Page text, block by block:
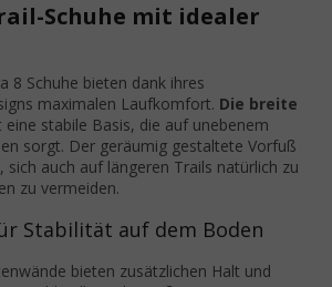
Schuhe mit idealer
8 Schuhe bieten dank ihres
maximalen Laufkomfort. Die breite
eine stabile Basis, die auf unebenem
sorgt. Der geräumig gestaltete Vorfuß
sich auch auf längeren Trails natürlich zu
zu vermeiden.
Stabilität auf dem Boden
bieten zusätzlichen Halt und